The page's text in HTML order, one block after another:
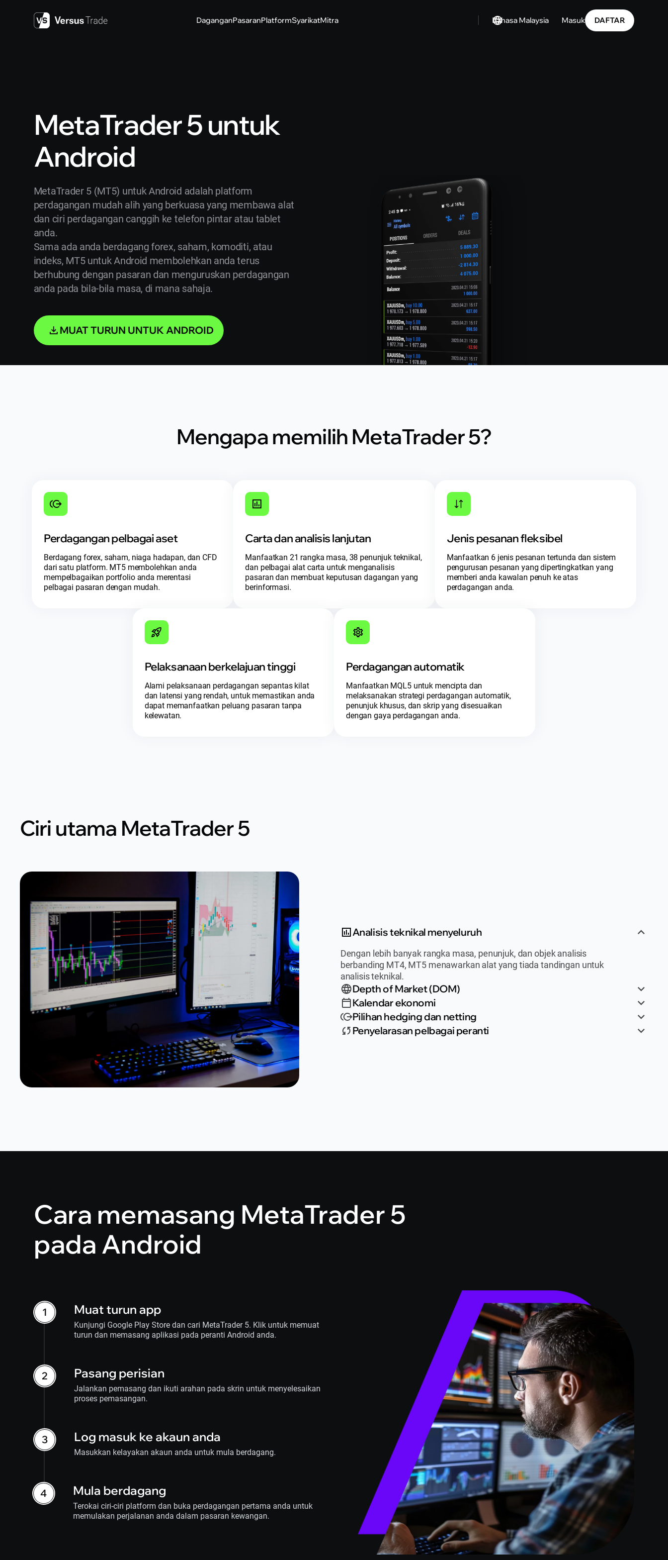
DaganganPasaranPlatformSyarikatMitra Bahasa Malaysia Masuk DAFTAR
MetaTrader 5 untuk
Android
MetaTrader 5 (MT5) untuk Android adalah platform
perdagangan mudah alih yang berkuasa yang membawa alat
dan ciri perdagangan canggih ke telefon pintar atau tablet
anda.
Sama ada anda berdagang forex, saham, komoditi, atau
indeks, MT5 untuk Android membolehkan anda terus
berhubung dengan pasaran dan menguruskan perdagangan
anda pada bila-bila masa, di mana sahaja.
MUAT TURUN UNTUK ANDROID
Mengapa memilih MetaTrader 5?
Perdagangan pelbagai aset
Berdagang forex, saham, niaga hadapan, dan CFD
dari satu platform. MT5 membolehkan anda
mempelbagaikan portfolio anda merentasi
pelbagai pasaran dengan mudah.
Carta dan analisis lanjutan
Manfaatkan 21 rangka masa, 38 penunjuk teknikal,
dan pelbagai alat carta untuk menganalisis
pasaran dan membuat keputusan dagangan yang
berinformasi.
Jenis pesanan fleksibel
Manfaatkan 6 jenis pesanan tertunda dan sistem
pengurusan pesanan yang dipertingkatkan yang
memberi anda kawalan penuh ke atas
perdagangan anda.
Pelaksanaan berkelajuan tinggi
Alami pelaksanaan perdagangan sepantas kilat
dan latensi yang rendah, untuk memastikan anda
dapat memanfaatkan peluang pasaran tanpa
kelewatan.
Perdagangan automatik
Manfaatkan MQL5 untuk mencipta dan
melaksanakan strategi perdagangan automatik,
penunjuk khusus, dan skrip yang disesuaikan
dengan gaya perdagangan anda.
Ciri utama MetaTrader 5
Analisis teknikal menyeluruh
Dengan lebih banyak rangka masa, penunjuk, dan objek analisis
berbanding MT4, MT5 menawarkan alat yang tiada tandingan untuk
analisis teknikal.
Depth of Market (DOM)
Kalendar ekonomi
Pilihan hedging dan netting
Penyelarasan pelbagai peranti
Cara memasang MetaTrader 5
pada Android
Muat turun app
Kunjungi Google Play Store dan cari MetaTrader 5. Klik untuk memuat
turun dan memasang aplikasi pada peranti Android anda.
Pasang perisian
Jalankan pemasang dan ikuti arahan pada skrin untuk menyelesaikan
proses pemasangan.
Log masuk ke akaun anda
Masukkan kelayakan akaun anda untuk mula berdagang.
Mula berdagang
Terokai ciri-ciri platform dan buka perdagangan pertama anda untuk
memulakan perjalanan anda dalam pasaran kewangan.